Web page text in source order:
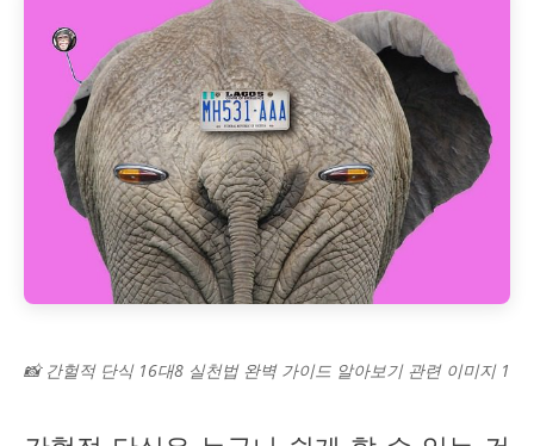
📸 간헐적 단식 16대8 실천법 완벽 가이드 알아보기 관련 이미지 1